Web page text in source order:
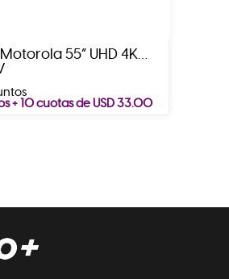
55” UHD 4K
+ 10 cuotas de USD 33.00